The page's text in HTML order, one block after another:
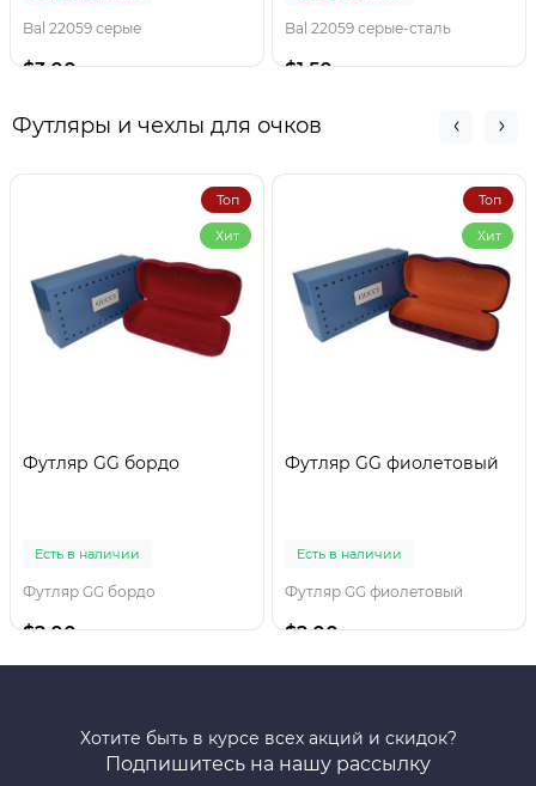
Bal 22059 серые
$3.00
Bal 22059 серые-сталь
$1.50
Футляры и чехлы для очков
Топ
Хит
Футляр GG бордо
Есть в наличии
Футляр GG бордо
$2.00
Топ
Хит
Футляр GG фиолетовый
Есть в наличии
Футляр GG фиолетовый
$2.00
Хотите быть в курсе всех акций и скидок?
Подпишитесь на нашу рассылку